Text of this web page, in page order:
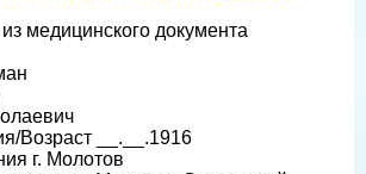
медицинского документа
Возраст __.__.1916
г. Молотов